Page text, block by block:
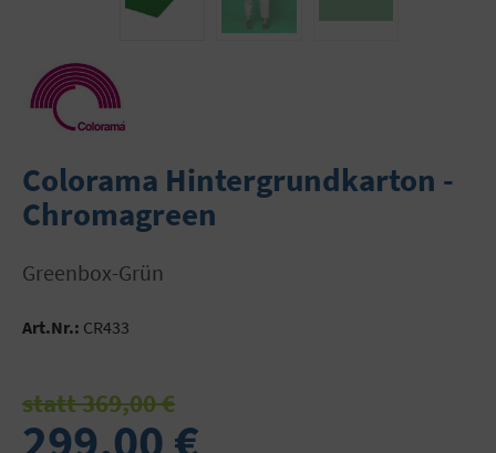
Colorama Hintergrundkarton -
Chromagreen
Greenbox-Grün
Art.Nr.: CR433
statt 369,00 €